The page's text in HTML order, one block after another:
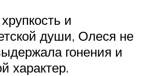
и
души, Олеся не
гонения и
характер.